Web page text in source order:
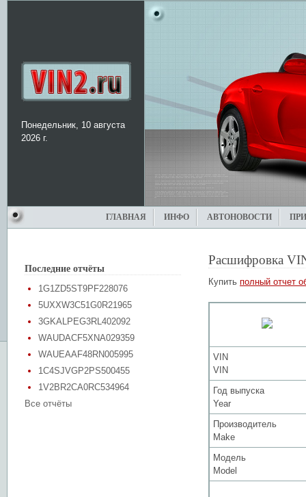
Понедельник, 10 августа
2026 г.
ГЛАВНАЯ ИНФО АВТОНОВОСТИ
Последние отчёты
1G1ZD5ST9PF228076
5UXXW3C51G0R21965
3GKALPEG3RL402092
WAUDACF5XNA029359
WAUEAAF48RN005995
1C4SJVGP2PS500455
1V2BR2CA0RC534964
Все отчёты
Расшифровка
Купить полный отчет
VIN
VIN
Год выпуска
Year
Производитель
Make
Модель
Model